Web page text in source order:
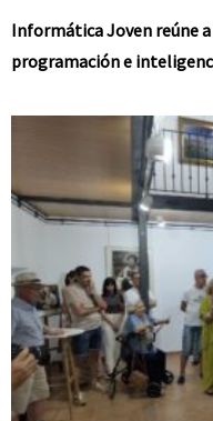
Informática Joven reúne
programación e